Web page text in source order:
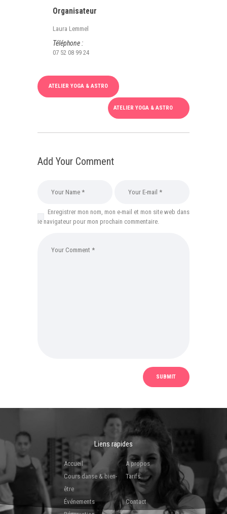
Organisateur
Laura Lemmel
Téléphone :
07 52 08 99 24
ATELIER YOGA & ASTRO
ATELIER YOGA & ASTRO
Add Your Comment
Enregistrer mon nom, mon e-mail et mon site web dans
le navigateur pour mon prochain commentaire.
Liens rapides
Accueil
A propos
Cours danse & bien-
être
Tarifs
Événements
Contact